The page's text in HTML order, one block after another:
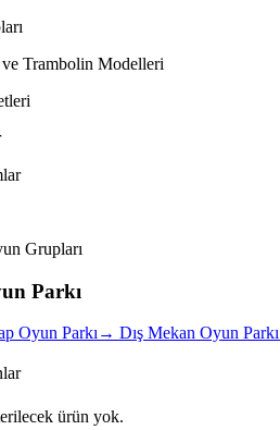
Trambolin Modelleri
Grupları
Parkı
Oyun Parkı→ Dış Mekan Oyun Parkı
ürün yok.